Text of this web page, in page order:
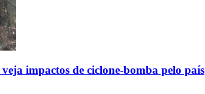
impactos de ciclone-bomba pelo país